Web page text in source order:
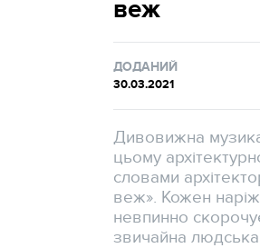
веж
ДОДАНИЙ
30.03.2021
Дивовижна музика
цьому
словами
веж». Кожен
невпинно
звичайна людська